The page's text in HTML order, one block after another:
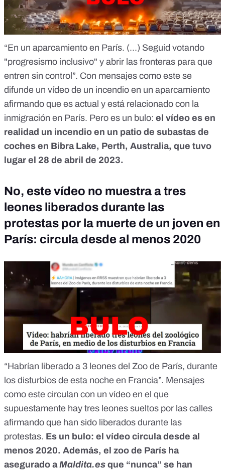
“En un aparcamiento en París. (...) Seguid votando
"progresismo inclusivo" y abrir las fronteras para que
entren sin control”. Con mensajes como este se
difunde un vídeo de un incendio en un aparcamiento
afirmando que es actual y está relacionado con la
inmigración en París. Pero es un bulo: el vídeo es en
realidad un incendio en un patio de subastas de
coches en Bibra Lake, Perth, Australia, que tuvo
lugar el 28 de abril de 2023.
No, este vídeo no muestra a tres
leones liberados durante las
protestas por la muerte de un joven en
París: circula desde al menos 2020
“Habrían liberado a 3 leones del Zoo de París, durante
los disturbios de esta noche en Francia”. Mensajes
como este circulan con un vídeo en el que
supuestamente hay tres leones sueltos por las calles
afirmando que han sido liberados durante las
protestas. Es un bulo: el vídeo circula desde al
menos 2020. Además, el zoo de París ha
asegurado aMaldita.es que “nunca” se han